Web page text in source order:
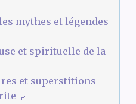
mythes et légendes
et spirituelle de la
et superstitions
🌌